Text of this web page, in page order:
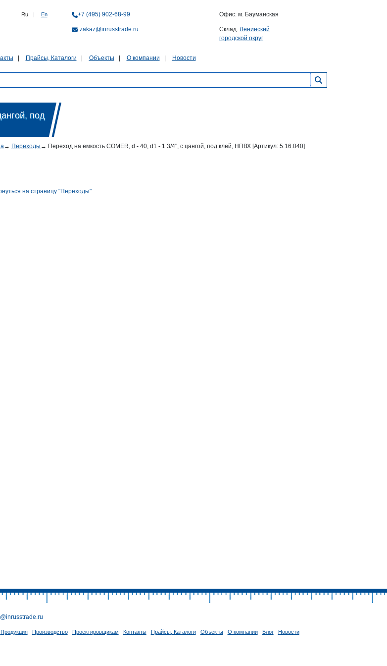
Ru | En +7 (495) 902-68-99
zakaz@inrusstrade.ru
Офис: м. Бауманская
Склад: Ленинский
городской округ
Прайсы, Каталоги Объекты О компании Новости
под
→ Переходы → Переход на емкость COMER, d - 40, d1 - 1 3/4", с цангой, под клей, НПВХ [Артикул: 5.16.040]
на страницу "Переходы"
Продукция Производство Проектировщикам Контакты Прайсы, Каталоги Объекты О компании Блог Новости